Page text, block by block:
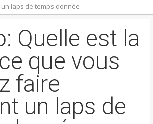
laps de temps donnée
Quelle est la
que vous
faire
un laps de